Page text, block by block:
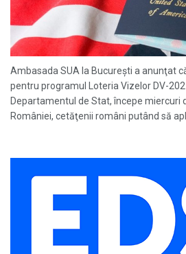
Ambasada SUA la Bucureşti a anunţat
pentru programul Loteria Vizelor DV-
Departamentul de Stat, începe miercuri
României, cetăţenii români putând să